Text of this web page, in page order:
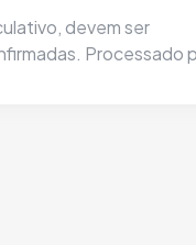
devem ser
Processado